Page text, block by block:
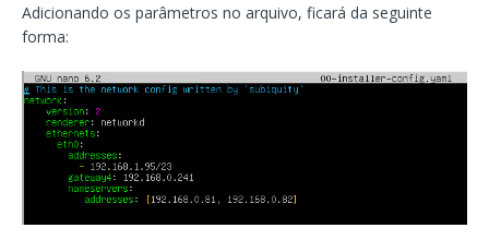
Adicionando os parâmetros no arquivo, ficará da seguinte
forma: